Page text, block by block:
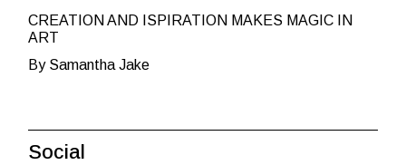
CREATION AND ISPIRATION MAKES MAGIC IN
ART
By Samantha Jake
Social